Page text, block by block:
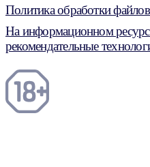
Политика обработки
На информационном
рекомендательные